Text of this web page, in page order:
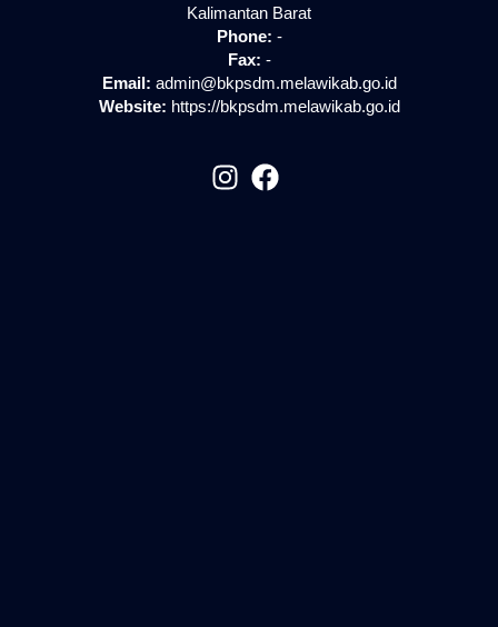
Kalimantan Barat
Phone: -
Fax: -
Email: admin@bkpsdm.melawikab.go.id
Website: https://bkpsdm.melawikab.go.id